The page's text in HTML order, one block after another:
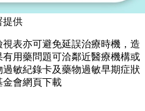
提供
表亦可避免延誤治療時機，造
用藥問題可洽鄰近醫療機構或
敏紀錄卡及藥物過敏早期症狀
金會網頁下載